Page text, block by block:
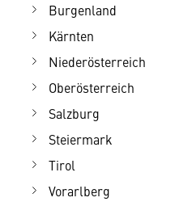
Burgenland
Kärnten
Niederösterreich
Oberösterreich
Salzburg
Steiermark
Tirol
Vorarlberg